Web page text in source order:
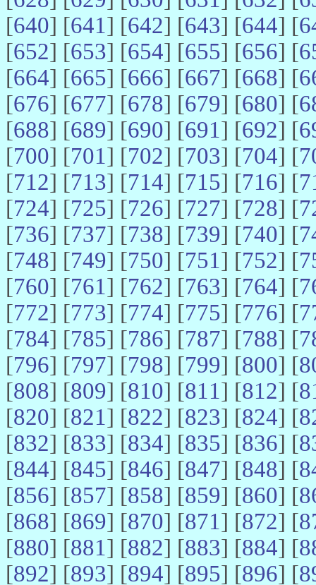
[640] [641] [642] [643] [644] [
[652] [653] [654] [655] [656] [
[664] [665] [666] [667] [668] [
[676] [677] [678] [679] [680] [
[688] [689] [690] [691] [692] [
[700] [701] [702] [703] [704] [
[712] [713] [714] [715] [716] [
[724] [725] [726] [727] [728] [
[736] [737] [738] [739] [740] [
[748] [749] [750] [751] [752] [
[760] [761] [762] [763] [764] [
[772] [773] [774] [775] [776] [
[784] [785] [786] [787] [788] [
[796] [797] [798] [799] [800] [
[808] [809] [810] [811] [812] [
[820] [821] [822] [823] [824] [
[832] [833] [834] [835] [836] [
[844] [845] [846] [847] [848] [
[856] [857] [858] [859] [860] [
[868] [869] [870] [871] [872] [
[880] [881] [882] [883] [884] [
[892] [893] [894] [895] [896] [